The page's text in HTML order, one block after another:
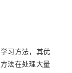
习方法，其优
法在处理大量